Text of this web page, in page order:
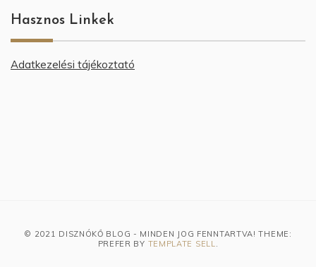
Hasznos Linkek
Adatkezelési tájékoztató
© 2021 DISZNÓKŐ BLOG - MINDEN JOG FENNTARTVA! THEME:
PREFER BY TEMPLATE SELL